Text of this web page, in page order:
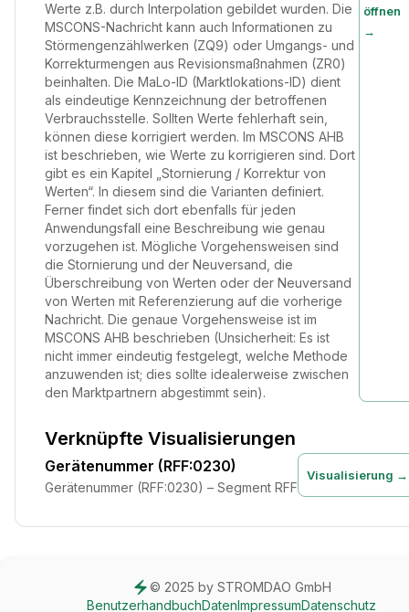
Werte z.B. durch Interpolation gebildet wurden. Die
MSCONS-Nachricht kann auch Informationen zu
Störmengenzählwerken (ZQ9) oder Umgangs- und
Korrekturmengen aus Revisionsmaßnahmen (ZR0)
beinhalten. Die MaLo-ID (Marktlokations-ID) dient
als eindeutige Kennzeichnung der betroffenen
Verbrauchsstelle. Sollten Werte fehlerhaft sein,
können diese korrigiert werden. Im MSCONS AHB
ist beschrieben, wie Werte zu korrigieren sind. Dort
gibt es ein Kapitel „Stornierung / Korrektur von
Werten“. In diesem sind die Varianten definiert.
Ferner findet sich dort ebenfalls für jeden
Anwendungsfall eine Beschreibung wie genau
vorzugehen ist. Mögliche Vorgehensweisen sind
die Stornierung und der Neuversand, die
Überschreibung von Werten oder der Neuversand
von Werten mit Referenzierung auf die vorherige
Nachricht. Die genaue Vorgehensweise ist im
MSCONS AHB beschrieben (Unsicherheit: Es ist
nicht immer eindeutig festgelegt, welche Methode
anzuwenden ist; dies sollte idealerweise zwischen
den Marktpartnern abgestimmt sein).
öffnen
→
Verknüpfte Visualisierungen
Gerätenummer (RFF:0230)
Gerätenummer (RFF:0230) – Segment RFF
Visualisierung →
© 2025 by STROMDAO GmbH
BenutzerhandbuchDatenImpressumDatenschutz